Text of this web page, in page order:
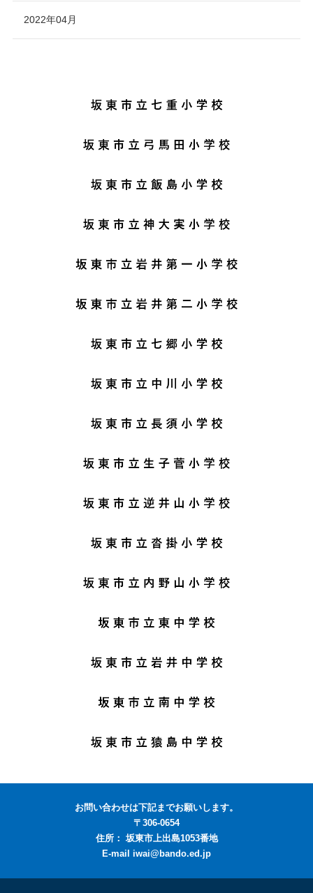
2022年04月
お問い合わせは下記までお願いします。
〒306-0654
住所： 坂東市上出島1053番地
E-mail iwai@bando.ed.jp